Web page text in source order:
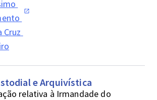
Cruz
e Arquivística
relativa à Irmandade do